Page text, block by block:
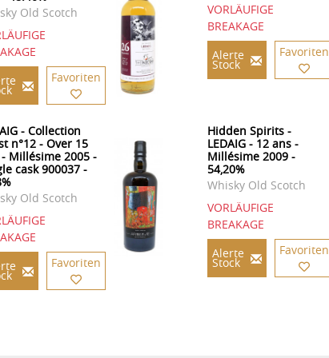
Old Scotch
Favoriten
VORLÄUFIGE
BREAKAGE
Alerte
Stock
Favoriten
- Collection
n°12 - Over 15
Millésime 2005 -
cask 900037 -
Old Scotch
Favoriten
Hidden Spirits -
LEDAIG - 12 ans -
Millésime 2009 -
54,20%
Whisky Old Scotch
VORLÄUFIGE
BREAKAGE
Alerte
Stock
Favoriten